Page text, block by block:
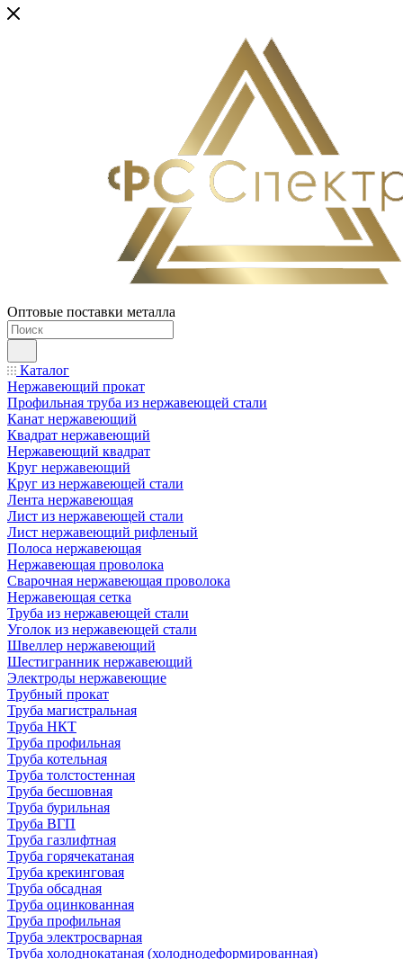
Оптовые поставки металла
Каталог
Нержавеющий прокат
Профильная труба из нержавеющей стали
Канат нержавеющий
Квадрат нержавеющий
Нержавеющий квадрат
Круг нержавеющий
Круг из нержавеющей стали
Лента нержавеющая
Лист из нержавеющей стали
Лист нержавеющий рифленый
Полоса нержавеющая
Нержавеющая проволока
Сварочная нержавеющая проволока
Нержавеющая сетка
Труба из нержавеющей стали
Уголок из нержавеющей стали
Швеллер нержавеющий
Шестигранник нержавеющий
Электроды нержавеющие
Трубный прокат
Труба магистральная
Труба НКТ
Труба профильная
Труба котельная
Труба толстостенная
Труба бесшовная
Труба бурильная
Труба ВГП
Труба газлифтная
Труба горячекатаная
Труба крекинговая
Труба обсадная
Труба оцинкованная
Труба профильная
Труба электросварная
Труба холоднокатаная (холоднодеформированная)